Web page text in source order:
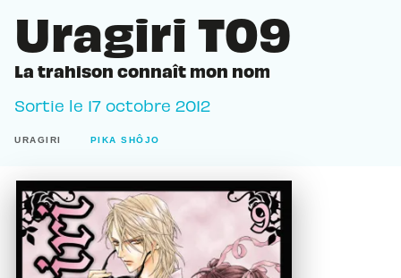
Uragiri T09
La trahison connaît mon nom
Sortie le 17 octobre 2012
URAGIRI PIKA SHÔJO